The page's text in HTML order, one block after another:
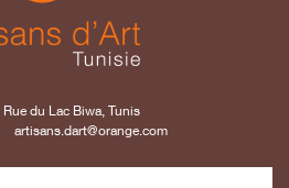
du Lac Biwa, Tunis
artisans.dart@orange.com